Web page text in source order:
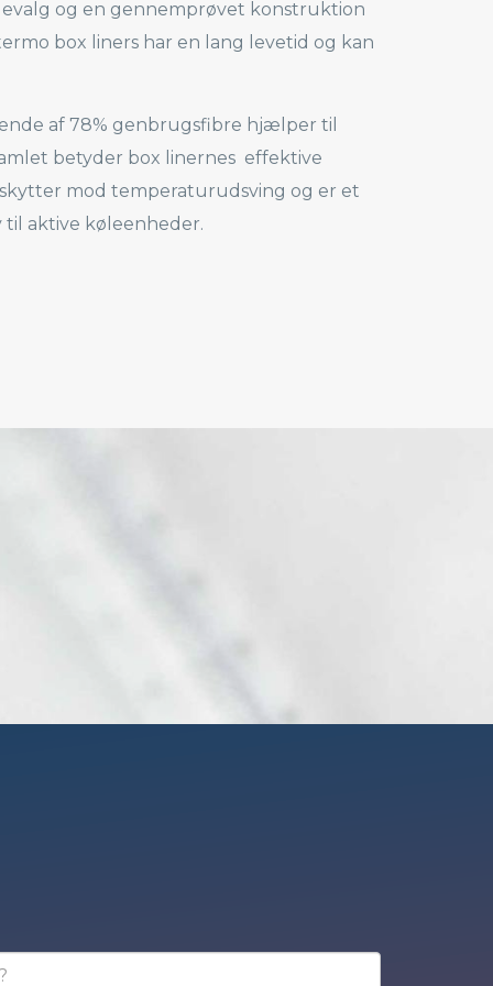
og en gennemprøvet konstruktion
box liners har en lang levetid og kan
af 78% genbrugsfibre hjælper til
betyder box linernes effektive
mod temperaturudsving og er et
aktive køleenheder.